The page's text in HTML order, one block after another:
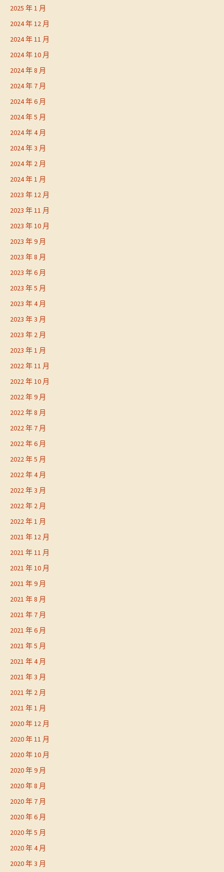
2025 年 1 月
2024 年 12 月
2024 年 11 月
2024 年 10 月
2024 年 8 月
2024 年 7 月
2024 年 6 月
2024 年 5 月
2024 年 4 月
2024 年 3 月
2024 年 2 月
2024 年 1 月
2023 年 12 月
2023 年 11 月
2023 年 10 月
2023 年 9 月
2023 年 8 月
2023 年 6 月
2023 年 5 月
2023 年 4 月
2023 年 3 月
2023 年 2 月
2023 年 1 月
2022 年 11 月
2022 年 10 月
2022 年 9 月
2022 年 8 月
2022 年 7 月
2022 年 6 月
2022 年 5 月
2022 年 4 月
2022 年 3 月
2022 年 2 月
2022 年 1 月
2021 年 12 月
2021 年 11 月
2021 年 10 月
2021 年 9 月
2021 年 8 月
2021 年 7 月
2021 年 6 月
2021 年 5 月
2021 年 4 月
2021 年 3 月
2021 年 2 月
2021 年 1 月
2020 年 12 月
2020 年 11 月
2020 年 10 月
2020 年 9 月
2020 年 8 月
2020 年 7 月
2020 年 6 月
2020 年 5 月
2020 年 4 月
2020 年 3 月